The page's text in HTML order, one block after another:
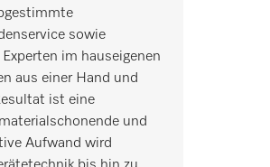
sowie
im hauseigenen
aus einer Hand und
ist eine
und
Aufwand wird